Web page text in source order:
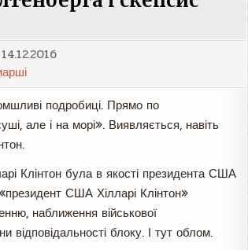
14.12.2016
подробиці. Прямо по
але і на морі». Виявляється, навіть
Клінтон була в якості президента США
США Хілларі Клінтон»
наближення військової
відповідальності блоку. І тут облом.